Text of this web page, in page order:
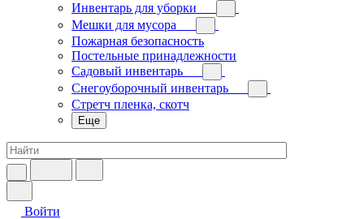
Инвентарь для уборки
Мешки для мусора
Пожарная безопасность
Постельные принадлежности
Садовый инвентарь
Снегоуборочный инвентарь
Стретч пленка, скотч
Еще
Войти